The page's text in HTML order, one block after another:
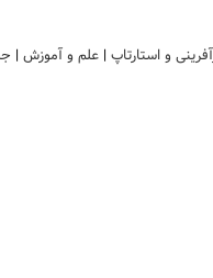
و استارتاپ | علم و آموزش |